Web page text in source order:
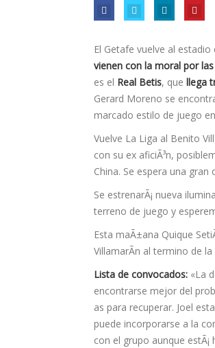
El Getafe vuelve al
vienen con la moral por
es el Real Betis, que llega
Gerard Moreno se
marcado estilo de juego
Vuelve La Liga al Benito
con su ex aficiÃ³n,
China. Se espera una
Se estrenarÃ¡ nueva
terreno de juego y
Esta maÃ±ana Quique
VillamarÃ­n al termino de
Lista de convocados: «La
encontrarse mejor del
as para recuperar. Joel
puede incorporarse a la
con el grupo aunque